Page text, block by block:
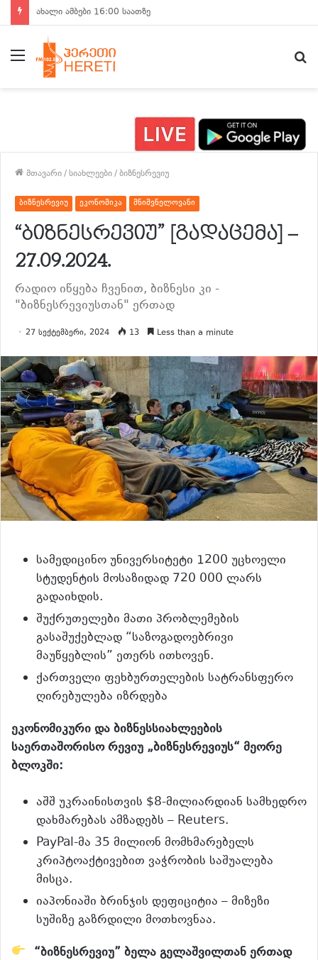
ახალი ამბები 15:00 საათზე
მენიუ
მთავარი/სიახლეები/ბიზნესრევიუ
ბიზნესრევიუ ეკონომიკა მნიშვნელოვანი
“ბიზნესრევიუ” [გადაცემა] –
27.09.2024.
რადიო იწყება ჩვენით, ბიზნესი კი -
"ბიზნესრევიუსთან" ერთად
27 სექტემბერი, 2024 13 Less than a minute
სამედიცინო უნივერსიტეტი 1200 უცხოელი
სტუდენტის მოსაზიდად 720 000 ლარს
გადაიხდის.
შუქრუთელები მათი პრობლემების
გასაშუქებლად “საზოგადოებრივი
მაუწყებლის” ეთერს ითხოვენ.
ქართველი ფეხბურთელების სატრანსფერო
ღირებულება იზრდება
ეკონომიკური და ბიზნესსიახლეების
საერთაშორისო რევიუ „ბიზნესრევიუს“ მეორე
ბლოკში:
აშშ უკრაინისთვის $8-მილიარდიან სამხედრო
დახმარებას ამზადებს – Reuters.
PayPal-მა 35 მილიონ მომხმარებელს
კრიპტოაქტივებით ვაჭრობის საშუალება
მისცა.
იაპონიაში ბრინჯის დეფიციტია – მიზეზი
სუშიზე გაზრდილი მოთხოვნაა.
“ბიზნესრევიუ” ბელა გელაშვილთან ერთად